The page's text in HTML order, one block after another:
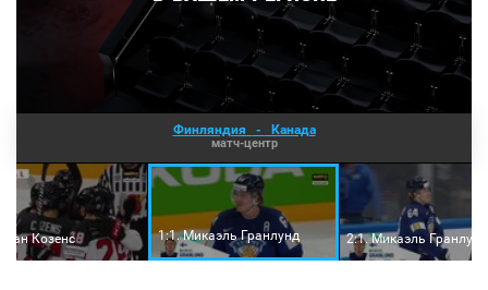
Финляндия - Канада
матч-центр
Козенс 1:1. Микаэль Гранлунд 2:1. Микаэль Гранлунд